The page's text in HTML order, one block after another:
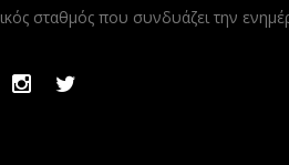
σταθμός που συνδυάζει την
InstagramTwitter